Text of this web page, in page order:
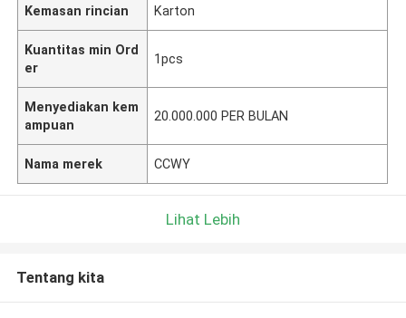
Kemasan rincian Karton
Kuantitas min Ord
er
1pcs
Menyediakan kem
ampuan
20.000.000 PER BULAN
Nama merek CCWY
Lihat Lebih
Tentang kita